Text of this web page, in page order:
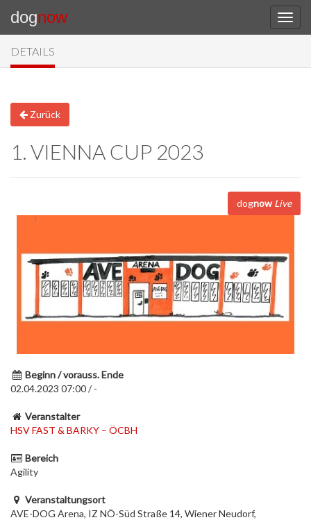
dognow
DETAILS
Zurück
1. VIENNA CUP 2023
dognow Live
Beginn / vorauss. Ende
02.04.2023 07:00 / -
Veranstalter
HSV FAST & BARKY – ÖCBH
Bereich
Agility
Veranstaltungsort
AVE-DOG Arena, IZ NÖ-Süd Straße 14, Wiener Neudorf,